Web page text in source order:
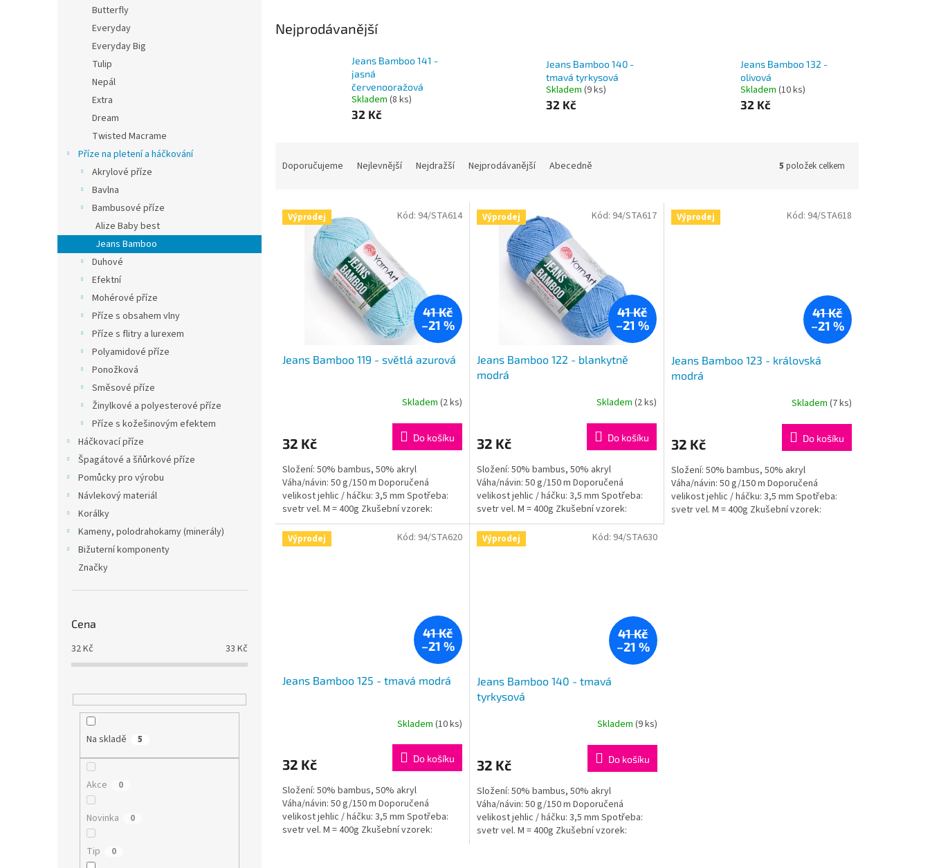
Butterfly
Everyday
Everyday Big
Tulip
Nepál
Extra
Dream
Twisted Macrame
Příze na pletení a háčkování
Akrylové příze
Bavlna
Bambusové příze
Alize Baby best
Jeans Bamboo
Duhové
Efektní
Mohérové příze
Příze s obsahem vlny
Příze s flitry a lurexem
Polyamidové příze
Ponožková
Směsové příze
Žinylkové a polyesterové příze
Příze s kožešinovým efektem
Háčkovací příze
Špagátové a šňůrkové příze
Pomůcky pro výrobu
Návlekový materiál
Korálky
Kameny, polodrahokamy (minerály)
Bižuterní komponenty
Značky
Cena
32Kč 33 Kč
Na skladě 5
Akce 0
Novinka 0
Tip 0
Nejprodávanější
Jeans Bamboo 141 -
jasná
červenooražová
Skladem (8 ks)
32 Kč
Jeans Bamboo 140 -
tmavá tyrkysová
Skladem (9 ks)
32 Kč
Jeans Bamboo 132 -
olivová
Skladem (10 ks)
32 Kč
n
Doporučujeme Nejlevnější Nejdražší Nejprodávanější Abecedně 5 položek celkem
V Výprodej
41 Kč
–21 %
Jeans Bamboo 119 - světlá azurová
Skladem (2 ks)
32 Kč Do košíku
Složení: 50% bambus, 50% akryl
Váha/návin: 50 g/150 m Doporučená
velikost jehlic / háčku: 3,5 mm Spotřeba:
svetr vel. M = 400g Zkušební vzorek:
jehlice: 10x10cm = 24ok,...
Kód: 94/STA614 Výprodej
41 Kč
–21 %
Jeans Bamboo 122 - blankytně
modrá
Skladem (2 ks)
32 Kč Do košíku
Složení: 50% bambus, 50% akryl
Váha/návin: 50 g/150 m Doporučená
velikost jehlic / háčku: 3,5 mm Spotřeba:
svetr vel. M = 400g Zkušební vzorek:
jehlice: 10x10cm = 24ok,...
Kód: 94/STA617 Výprodej
41 Kč
–21 %
Jeans Bamboo 123 - královská
modrá
Skladem (7 ks)
32 Kč Do košíku
Složení: 50% bambus, 50% akryl
Váha/návin: 50 g/150 m Doporučená
velikost jehlic / háčku: 3,5 mm Spotřeba:
svetr vel. M = 400g Zkušební vzorek:
Kód: 94/STA618
Výprodej
41 Kč
–21 %
Jeans Bamboo 125 - tmavá modrá
Skladem (10 ks)
32 Kč Do košíku
Složení: 50% bambus, 50% akryl
Váha/návin: 50 g/150 m Doporučená
velikost jehlic / háčku: 3,5 mm Spotřeba:
svetr vel. M = 400g Zkušební vzorek:
Kód: 94/STA620 Výprodej
41 Kč
–21 %
Jeans Bamboo 140 - tmavá
tyrkysová
Skladem (9 ks)
32 Kč Do košíku
Složení: 50% bambus, 50% akryl
Váha/návin: 50 g/150 m Doporučená
velikost jehlic / háčku: 3,5 mm Spotřeba:
svetr vel. M = 400g Zkušební vzorek:
Kód: 94/STA630